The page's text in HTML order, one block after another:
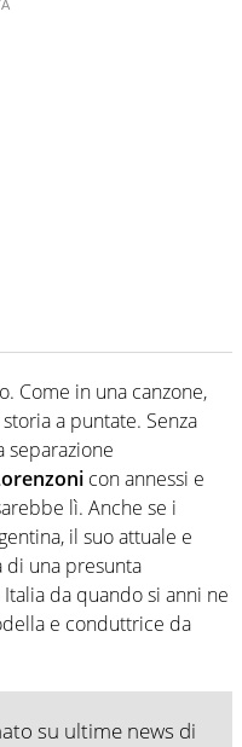
Come in una canzone,
a puntate. Senza
separazione
con annessi e
lì. Anche se i
il suo attuale e
di una presunta
Italia da quando si anni ne
e conduttrice da
su ultime news di